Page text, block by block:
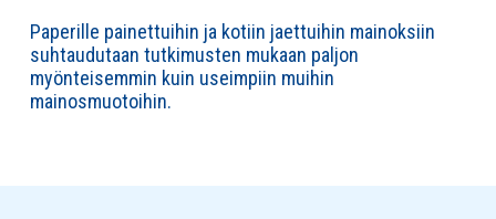
Paperille painettuihin ja kotiin jaettuihin mainoksiin
suhtaudutaan tutkimusten mukaan paljon
myönteisemmin kuin useimpiin muihin
mainosmuotoihin.